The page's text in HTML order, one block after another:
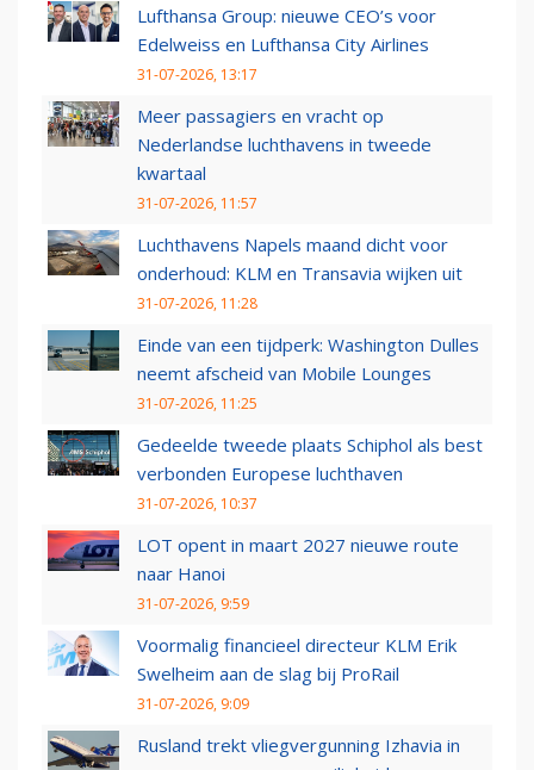
Lufthansa Group: nieuwe CEO’s voor
Edelweiss en Lufthansa City Airlines
31-07-2026, 13:17
Meer passagiers en vracht op
Nederlandse luchthavens in tweede
kwartaal
31-07-2026, 11:57
Luchthavens Napels maand dicht voor
onderhoud: KLM en Transavia wijken uit
31-07-2026, 11:28
Einde van een tijdperk: Washington Dulles
neemt afscheid van Mobile Lounges
31-07-2026, 11:25
Gedeelde tweede plaats Schiphol als best
verbonden Europese luchthaven
31-07-2026, 10:37
LOT opent in maart 2027 nieuwe route
naar Hanoi
31-07-2026, 9:59
Voormalig financieel directeur KLM Erik
Swelheim aan de slag bij ProRail
31-07-2026, 9:09
Rusland trekt vliegvergunning Izhavia in